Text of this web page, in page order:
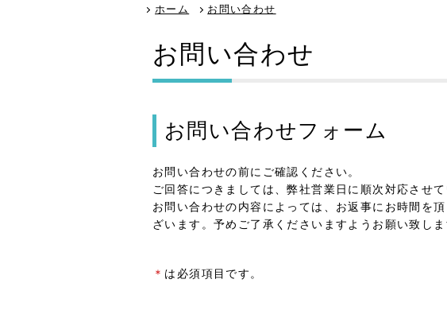
ホーム お問い合わせ
お問い合わせ
お問い合わせフォーム
お問い合わせの前にご確認ください。
ご回答につきましては、弊社営業日に順次対応させて
お問い合わせの内容によっては、お返事にお時間を
ざいます。予めご了承くださいますようお願い致しま
＊ は必須項目です。